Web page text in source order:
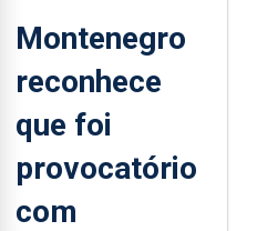
Montenegro
reconhece
que foi
provocatório
com